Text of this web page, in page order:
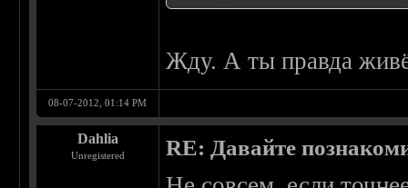
Жду. А ты правда
08-07-2012, 01:14 PM
Dahlia
Unregistered RE: Давайте